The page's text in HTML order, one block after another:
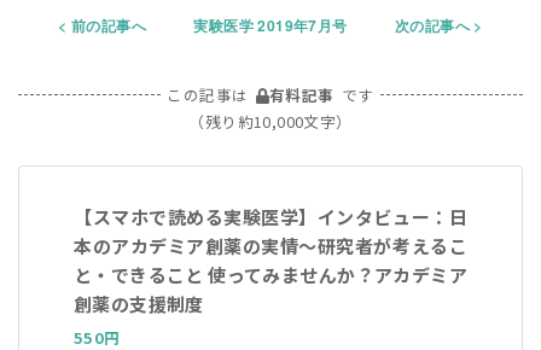
前の記事へ 実験医学 2019年7月号 次の記事へ
この記事は 有料記事 です
（残り約10,000文字）
【スマホで読める実験医学】インタビュー：日
本のアカデミア創薬の実情〜研究者が考えるこ
と・できること 使ってみませんか？アカデミア
創薬の支援制度
550円